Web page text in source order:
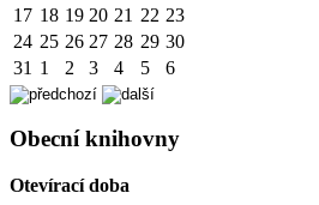
17 18 19 20 21 22 23
24 25 26 27 28 29 30
31 1 2 3 4 5 6
Obecní knihovny
Otevírací doba